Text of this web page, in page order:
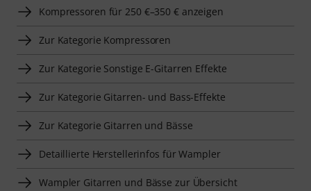
Kompressoren für 250 €–350 € anzeigen
Zur Kategorie Kompressoren
Zur Kategorie Sonstige E-Gitarren Effekte
Zur Kategorie Gitarren- und Bass-Effekte
Zur Kategorie Gitarren und Bässe
Detaillierte Herstellerinfos für Wampler
Wampler Gitarren und Bässe zur Übersicht